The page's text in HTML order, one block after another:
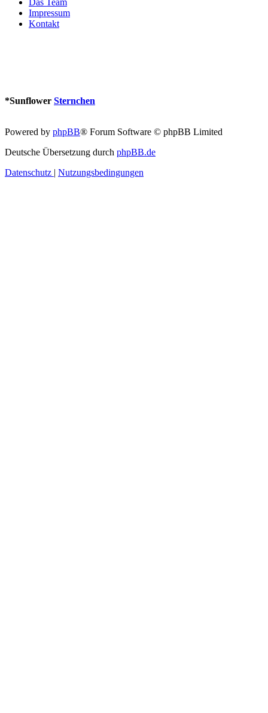
Impressum
Kontakt
*Sunflower Sternchen
Powered by phpBB® Forum Software © phpBB Limited
Deutsche Übersetzung durch phpBB.de
Datenschutz | Nutzungsbedingungen